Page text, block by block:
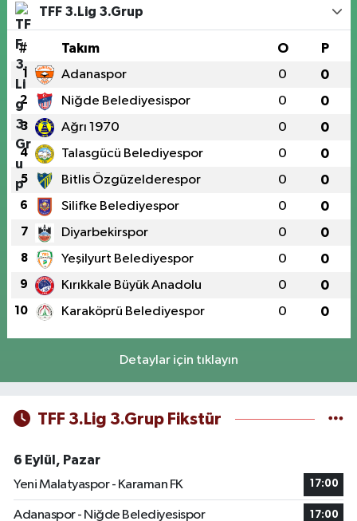
TFF 3.Lig 3.Grup
# Takım O P
1 Adanaspor 0 0
2 Niğde Belediyesispor 0 0
3 Ağrı 1970 0 0
4 Talasgücü Belediyespor 0 0
5 Bitlis Özgüzelderespor 0 0
6 Silifke Belediyespor 0 0
7 Diyarbekirspor 0 0
8 Yeşilyurt Belediyespor 0 0
9 Kırıkkale Büyük Anadolu 0 0
10 Karaköprü Belediyespor 0 0
Detaylar için tıklayın
TFF 3.Lig 3.Grup Fikstür
6 Eylül, Pazar
Yeni Malatyaspor - Karaman FK
17:00
Adanaspor - Niğde Belediyesispor 17:00